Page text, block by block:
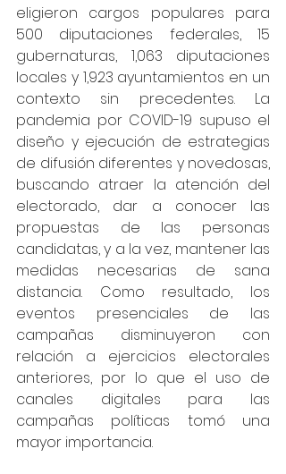
eligieron cargos populares para
500 diputaciones federales, 15
gubernaturas, 1,063 diputaciones
locales y 1,923 ayuntamientos en un
contexto sin precedentes. La
pandemia por COVID-19 supuso el
diseño y ejecución de estrategias
de difusión diferentes y novedosas,
buscando atraer la atención del
electorado, dar a conocer las
propuestas de las personas
candidatas, y a la vez, mantener las
medidas necesarias de sana
distancia. Como resultado, los
eventos presenciales de las
campañas disminuyeron con
relación a ejercicios electorales
anteriores, por lo que el uso de
canales digitales para las
campañas políticas tomó una
mayor importancia.